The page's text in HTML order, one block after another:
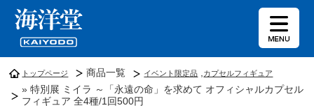
トップページ 商品一覧 イベント限定品 カプセルフィギュア
» 特別展 ミイラ ～「永遠の命」を求めて オフィシャルカプセル
フィギュア 全4種/1回500円